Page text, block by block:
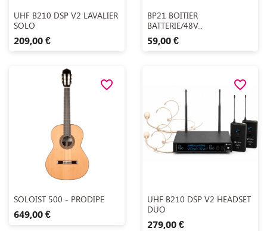
Aperçu rapide
UHF B210 DSP V2 LAVALIER
SOLO
209,00 €
Aperçu rapide
BP21 BOITIER
BATTERIE/48V...
59,00 €
Aperçu rapide
SOLOIST 500 - PRODIPE
649,00 €
favorite_border
Aperçu rapide
UHF B210 DSP V2 HEADSET
DUO
279,00 €
favorite_border